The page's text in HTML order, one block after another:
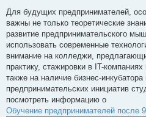
о
щ
е
и
е
Для будущих предпринимателей,
важны не только теоретические
развитие предпринимательского
использовать современные
внимание на колледжи,
практику, стажировки в IT-
также на наличие бизнес-
предпринимательских инициатив
посмотреть информацию о
Обучение предпринимателей после